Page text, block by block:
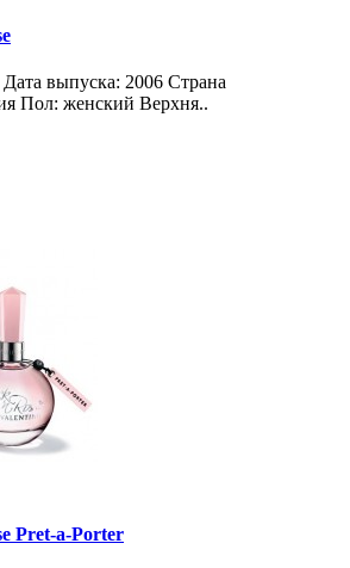
выпуска: 2006 Страна
Пол: женский Верхня..
Pret-a-Porter